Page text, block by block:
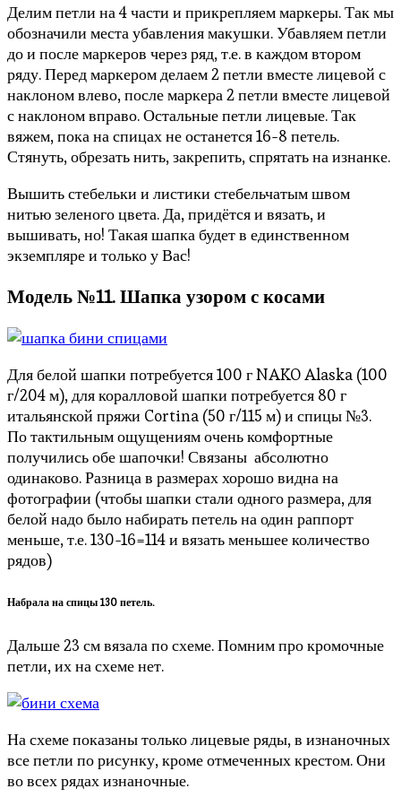
Делим петли на 4 части и прикрепляем маркеры. Так мы
обозначили места убавления макушки. Убавляем петли
до и после маркеров через ряд, т.е. в каждом втором
ряду. Перед маркером делаем 2 петли вместе лицевой с
наклоном влево, после маркера 2 петли вместе лицевой
с наклоном вправо. Остальные петли лицевые. Так
вяжем, пока на спицах не останется 16-8 петель.
Стянуть, обрезать нить, закрепить, спрятать на изнанке.
Вышить стебельки и листики стебельчатым швом
нитью зеленого цвета. Да, придётся и вязать, и
вышивать, но! Такая шапка будет в единственном
экземпляре и только у Вас!
Модель №11. Шапка узором с косами
Для белой шапки потребуется 100 г NAKO Alaska (100
г/204 м), для коралловой шапки потребуется 80 г
итальянской пряжи Cortina (50 г/115 м) и спицы №3.
По тактильным ощущениям очень комфортные
получились обе шапочки! Связаны абсолютно
одинаково. Разница в размерах хорошо видна на
фотографии (чтобы шапки стали одного размера, для
белой надо было набирать петель на один раппорт
меньше, т.е. 130-16=114 и вязать меньшее количество
рядов)
Набрала на спицы 130 петель.
Дальше 23 см вязала по схеме. Помним про кромочные
петли, их на схеме нет.
На схеме показаны только лицевые ряды, в изнаночных
все петли по рисунку, кроме отмеченных крестом. Они
во всех рядах изнаночные.